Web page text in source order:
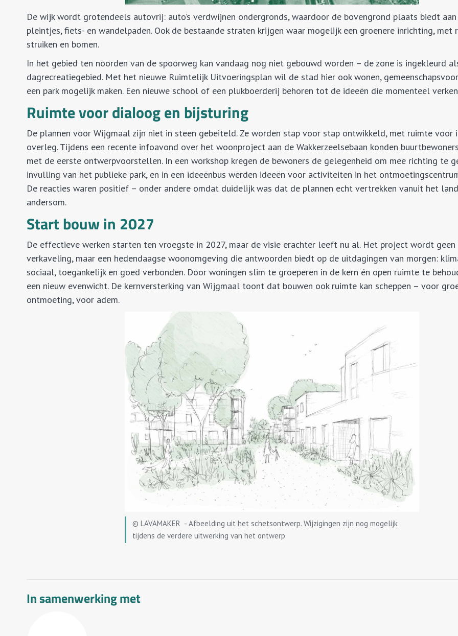
De wijk wordt grotendeels autovrij: auto’s verdwijnen ondergronds, waardoor de bovengrond plaats biedt aan
pleintjes, fiets- en wandelpaden. Ook de bestaande straten krijgen waar mogelijk een groenere inrichting, met
struiken en bomen.
In het gebied ten noorden van de spoorweg kan vandaag nog niet gebouwd worden – de zone is ingekleurd
dagrecreatiegebied. Met het nieuwe Ruimtelijk Uitvoeringsplan wil de stad hier ook wonen,
een park mogelijk maken. Een nieuwe school of een plukboerderij behoren tot de ideeën die momenteel
Ruimte voor dialoog en bijsturing
De plannen voor Wijgmaal zijn niet in steen gebeiteld. Ze worden stap voor stap ontwikkeld, met ruimte voor
overleg. Tijdens een recente infoavond over het woonproject aan de Wakkerzeelsebaan konden
met de eerste ontwerpvoorstellen. In een workshop kregen de bewoners de gelegenheid om mee richting te
invulling van het publieke park, en in een ideeënbus werden ideeën voor activiteiten in het
De reacties waren positief – onder andere omdat duidelijk was dat de plannen echt vertrekken vanuit het
andersom.
Start bouw in 2027
De effectieve werken starten ten vroegste in 2027, maar de visie erachter leeft nu al. Het project wordt geen
verkaveling, maar een hedendaagse woonomgeving die antwoorden biedt op de uitdagingen van morgen:
sociaal, toegankelijk en goed verbonden. Door woningen slim te groeperen in de kern én open ruimte te
een nieuw evenwicht. De kernversterking van Wijgmaal toont dat bouwen ook ruimte kan scheppen – voor
ontmoeting, voor adem.
© LAVAMAKER - Afbeelding uit het schetsontwerp. Wijzigingen zijn nog mogelijk
tijdens de verdere uitwerking van het ontwerp
In samenwerking met